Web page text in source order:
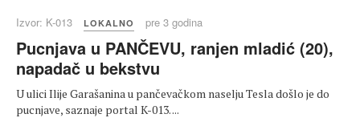
Izvor: K-013 LOKALNO pre 3 godina
Pucnjava u PANČEVU, ranjen mladić (20),
napadač u bekstvu
U ulici Ilije Garašanina u pančevačkom naselju Tesla došlo je do
pucnjave, saznaje portal K-013. ...